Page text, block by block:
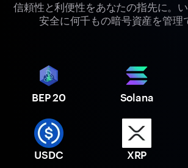
信頼性と利便性をあなたの指先に。
安全に何千もの暗号資産を管理
BEP 20 Solana
USDC XRP